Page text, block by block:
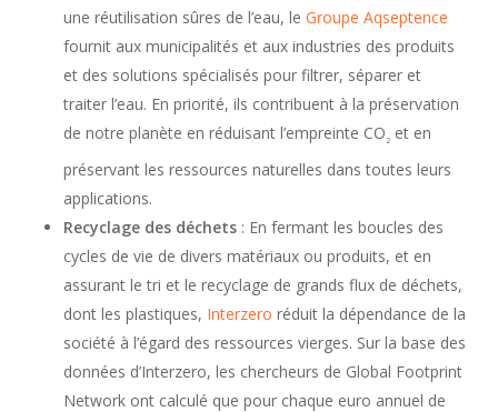
une réutilisation sûres de l’eau, le Groupe Aqseptence
fournit aux municipalités et aux industries des produits
et des solutions spécialisés pour filtrer, séparer et
traiter l’eau. En priorité, ils contribuent à la préservation
de notre planète en réduisant l’empreinte CO 2et en
préservant les ressources naturelles dans toutes leurs
applications.
Recyclage des déchets: En fermant les boucles des
cycles de vie de divers matériaux ou produits, et en
assurant le tri et le recyclage de grands flux de déchets,
dont les plastiques, Interzero réduit la dépendance de la
société à l’égard des ressources vierges. Sur la base des
données d’Interzero, les chercheurs de Global Footprint
Network ont calculé que pour chaque euro annuel de